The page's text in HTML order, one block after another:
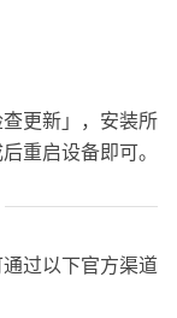
更新」，安装所
重启设备即可。
过以下官方渠道